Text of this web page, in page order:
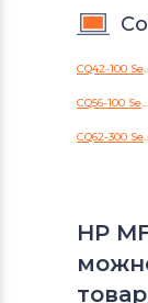
CQ56-100 Series
HP